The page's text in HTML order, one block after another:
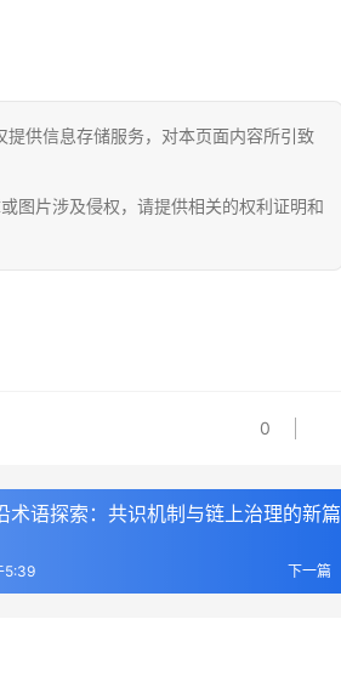
供信息存储服务，对本页面内容所引致
图片涉及侵权，请提供相关的权利证明和
0
术语探索：共识机制与链上治理的新篇
下一篇
5:39